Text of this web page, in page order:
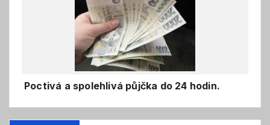
Poctivá a spolehlivá půjčka do 24 hodin.